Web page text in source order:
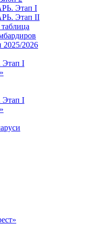
Этап I
Этап II
2025/2026
Этап I
Этап I